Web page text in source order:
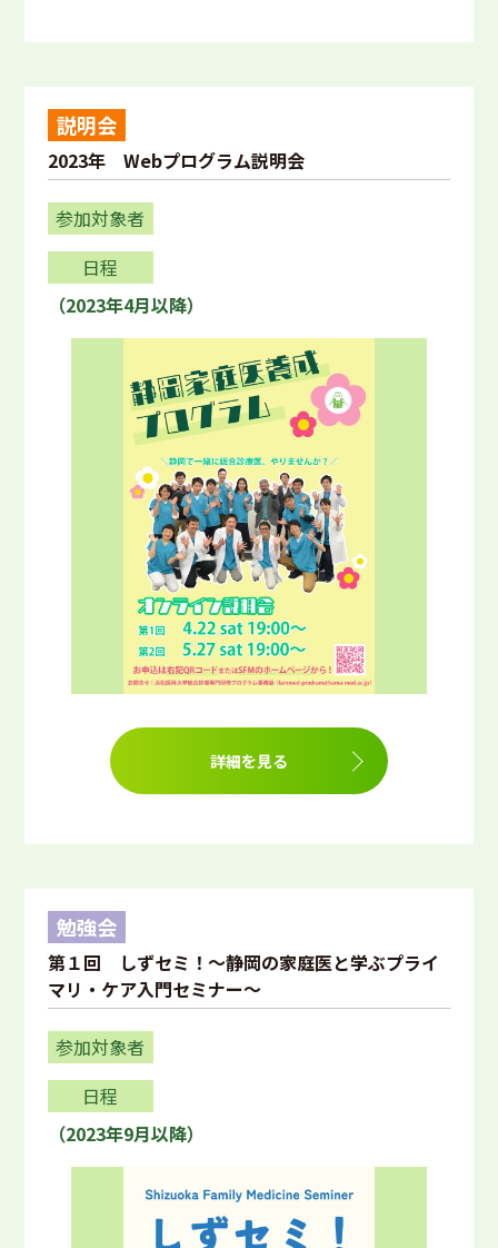
説明会
2023年 Webプログラム説明会
参加対象者
日程
（2023年4月以降）
詳細を見る
勉強会
第１回 しずセミ！～静岡の家庭医と学ぶプライ
マリ・ケア入門セミナー～
参加対象者
日程
（2023年9月以降）